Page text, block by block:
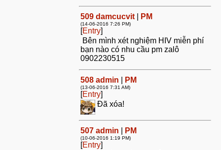
509 damcucvit PM
(14-06-2016 7:26 PM)
[Entry]
Bên mình xét nghiệm HIV miễn phí
bạn nào có nhu cầu pm zalô
0902230515
508 admin PM
(13-06-2016 7:31 AM)
[Entry]
Đã xóa!
507 admin PM
(10-06-2016 1:19 PM)
[Entry]